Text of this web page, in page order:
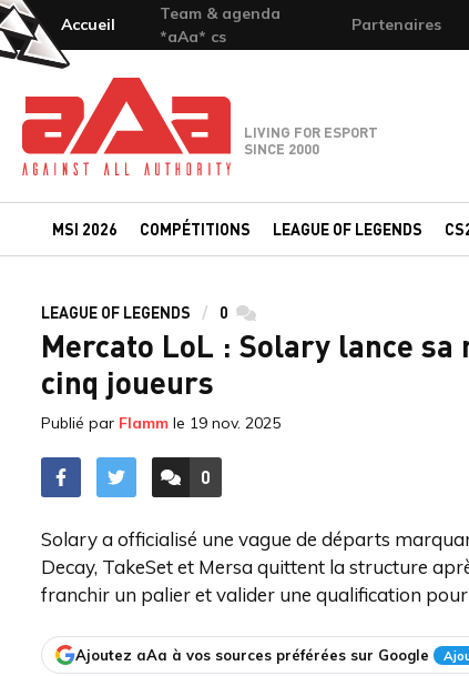
Accueil
Team & agenda
*aAa* cs
Partenaires
Team-aAa - against All authority
LIVING FOR ESPORT
SINCE 2000
MSI 2026 COMPÉTITIONS LEAGUE OF LEGENDS
LEAGUE OF LEGENDS 0 commentaires
Mercato LoL : Solary lance
cinq joueurs
Publié par Flamm le 19 nov. 2025
ACCÉDER AUX
0
COMMENTAIRES
Solary a officialisé une vague de départs
Decay, TakeSet et Mersa quittent la structure
franchir un palier et valider une qualification pour
Ajoutez aAa à vos sources préférées sur Google